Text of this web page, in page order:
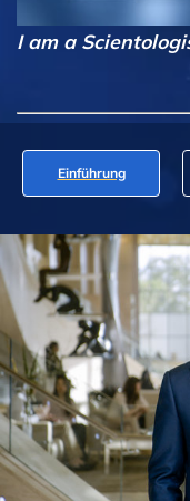
I am a
Einführung